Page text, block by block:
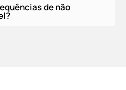
de não